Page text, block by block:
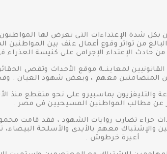
شدة الإعتداءات التى تعرض لها
عن قلقه البالغ من تواتر وقوع أعمال عنف بين
حادث الإعتداء الإجرامى على كنيسة العذراء
لمعاينــة موقع الأحداث وتقصى
المتضامنين معهم ، وبعض شهود العيان . وقد
والتليفزيون بماسبيرو على نحو متقطع منذ
عن مطالب المواطنين المسيحيين فى مصر .
جراء تضارب روايات الشهود ، فقد قامت
على المعتصمين والإشتباك معهم بالأيدى
أعيرة خرطوش .